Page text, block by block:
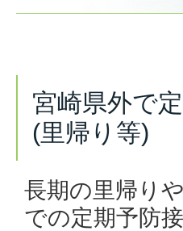
宮崎県外で
(里帰り等)
長期の里帰り
での定期予防